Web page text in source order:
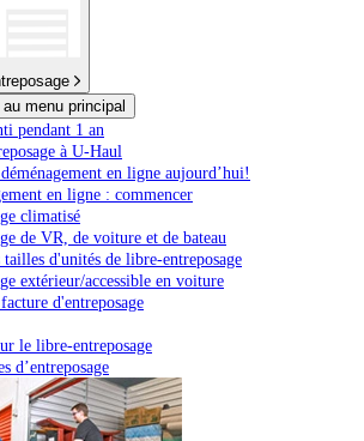
au menu principal
pendant 1 an
à U-Haul
en ligne aujourd’hui!
en ligne : commencer
climatisé
de VR, de voiture et de bateau
tailles d'unités de libre-entreposage
extérieur/accessible en voiture
d'entreposage
le libre-entreposage
d’entreposage